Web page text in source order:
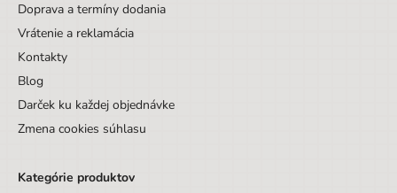
Doprava a termíny dodania
Vrátenie a reklamácia
Kontakty
Blog
Darček ku každej objednávke
Zmena cookies súhlasu
Kategórie produktov